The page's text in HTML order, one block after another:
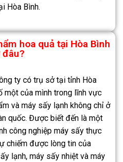
Hòa Bình.
hoa quả tại Hòa Bình
đâu?
ty có trụ sở tại tỉnh Hòa
một của mình trong lĩnh vực
và máy sấy lạnh không chỉ ở
quốc. Được biết đến là một
công nghiệp máy sấy thực
chiếm được lòng tin của
lạnh, máy sấy nhiệt và máy